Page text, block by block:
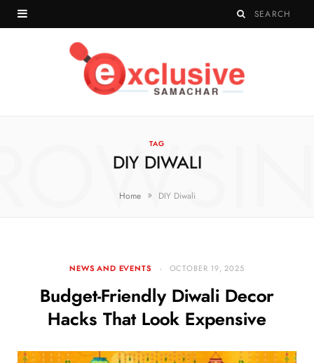
TAG
DIY DIWALI
Home » DIY Diwali
NEWS AND EVENTS OCTOBER 19, 2025
Budget-Friendly Diwali Decor
Hacks That Look Expensive